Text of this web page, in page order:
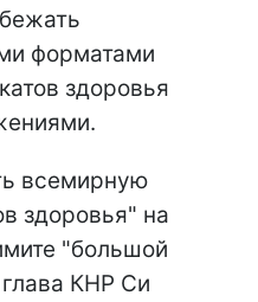
форматами
здоровья
всемирную
здоровья" на
"большой
КНР Си